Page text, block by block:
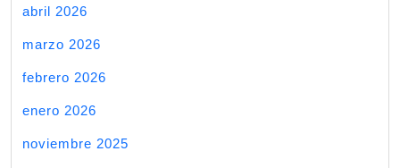
abril 2026
marzo 2026
febrero 2026
enero 2026
noviembre 2025